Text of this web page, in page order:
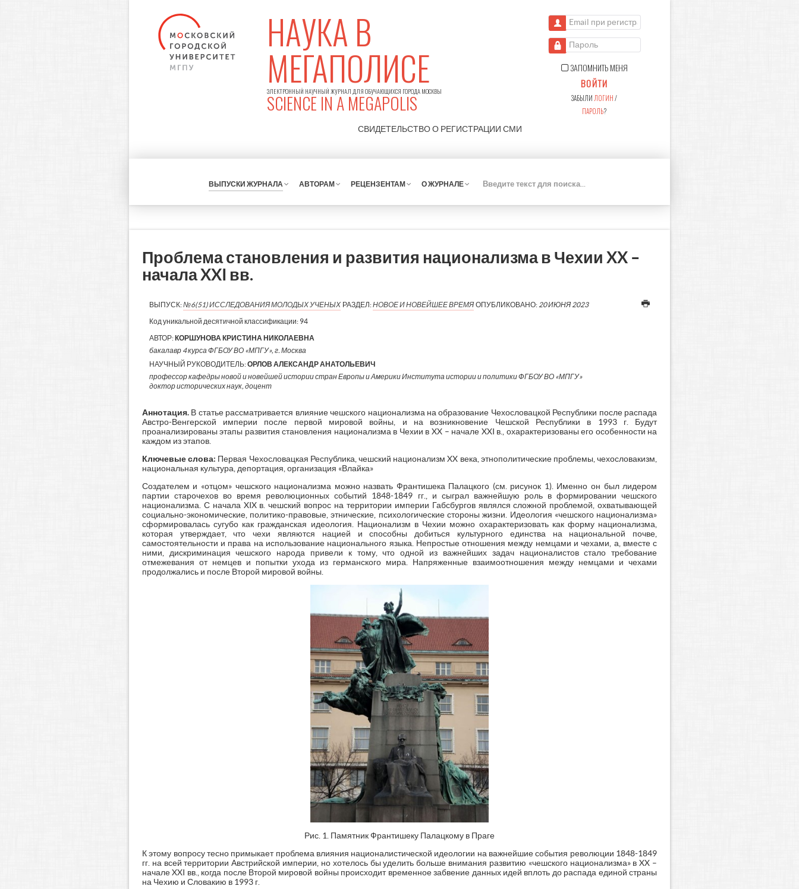
НАУКА В
МЕГАПОЛИСЕ
ЭЛЕКТРОННЫЙ НАУЧНЫЙ ЖУРНАЛ ДЛЯ ОБУЧАЮЩИХСЯ ГОРОДА МОСКВЫ
SCIENCE IN A MEGAPOLIS
СВИДЕТЕЛЬСТВО О РЕГИСТРАЦИИ СМИ
Email при регистрации
Пароль
ЗАПОМНИТЬ МЕНЯ
ВОЙТИ
ЗАБЫЛИ ЛОГИН/
ПАРОЛЬ?
ВЫПУСКИ ЖУРНАЛА АВТОРАМ РЕЦЕНЗЕНТАМ О ЖУРНАЛЕ
К
Проблема становления и развития национализма в Чехии XX –
начала XXI вв.
ВЫПУСК:№6(51) ИССЛЕДОВАНИЯ МОЛОДЫХ УЧЕНЫХ РАЗДЕЛ:НОВОЕ И НОВЕЙШЕЕ ВРЕМЯ ОПУБЛИКОВАНО: 20 ИЮНЯ 2023
Код уникальной десятичной классификации: 94
АВТОР: КОРШУНОВА КРИСТИНА НИКОЛАЕВНА
бакалавр 4 курса ФГБОУ ВО «МПГУ», г. Москва
НАУЧНЫЙ РУКОВОДИТЕЛЬ:ОРЛОВ АЛЕКСАНДР АНАТОЛЬЕВИЧ
профессор кафедры новой и новейшей истории стран Европы и Америки Института истории и политики ФГБОУ ВО «МПГУ»
доктор исторических наук, доцент
Аннотация.В статье рассматривается влияние чешского национализма на образование Чехословацкой Республики после распада
Австро-Венгерской империи после первой мировой войны, и на возникновение Чешской Республики в 1993 г. Будут
проанализированы этапы развития становления национализма в Чехии в XX – начале XXI в., охарактеризованы его особенности на
каждом из этапов.
Ключевые слова: Первая Чехословацкая Республика, чешский национализм XX века, этнополитические проблемы, чехословакизм,
национальная культура, депортация, организация «Влайка»
Создателем и «отцом» чешского национализма можно назвать Франтишека Палацкого (см. рисунок 1). Именно он был лидером
партии старочехов во время революционных событий 1848-1849 гг., и сыграл важнейшую роль в формировании чешского
национализма. С начала XIX в. чешский вопрос на территории империи Габсбургов являлся сложной проблемой, охватывающей
социально-экономические, политико-правовые, этнические, психологические стороны жизни. Идеология «чешского национализма»
сформировалась сугубо как гражданская идеология. Национализм в Чехии можно охарактеризовать как форму национализма,
которая утверждает, что чехи являются нацией и способны добиться культурного единства на национальной почве,
самостоятельности и права на использование национального языка. Непростые отношения между немцами и чехами, а, вместе с
ними, дискриминация чешского народа привели к тому, что одной из важнейших задач националистов стало требование
отмежевания от немцев и попытки ухода из германского мира. Напряженные взаимоотношения между немцами и чехами
продолжались и после Второй мировой войны.
Рис. 1. Памятник Франтишеку Палацкому в Праге
К этому вопросу тесно примыкает проблема влияния националистической идеологии на важнейшие события революции 1848-1849
гг. на всей территории Австрийской империи, но хотелось бы уделить больше внимания развитию «чешского национализма» в XX –
начале XXI вв., когда после Второй мировой войны происходит временное забвение данных идей вплоть до распада единой страны
на Чехию и Словакию в 1993 г.